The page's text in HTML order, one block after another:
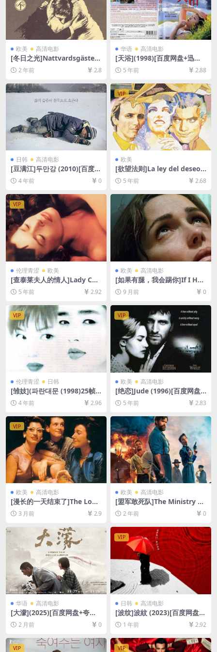
欧美 高清电影
[冬日之光]Nattvardsgästern
a (1963)[百度网盘+夸克网盘1
080P超清未删减资源][网盘在
文字幕]
2 年前 2.8
华语 高清电影
[天浴](1998)[百度网盘+迅雷
云盘资源高清未删减][MP4/5.
1GB][中文字幕]【视频文件
码）】
5 年前 2.88
日韩 高清电影
[豆满江]두만강 (2010)[百度网
盘+迅雷云盘资源720P高清未
删减][MP4/4.4GB][韩语中字]
4 年前 0
VIP
欧美
[欲望法则]La ley del deseo
(1987)完整版[百度网盘+迅雷
云盘资源1080P超清未删减]
[MP4/6.0GB][中英字幕]
5 年前 2.68
VIP
伦理青涩 欧美
[查泰莱夫人的情人]Lady Cha
tterley’s Lover (1981)[百度
网盘+夸克网盘+迅雷云盘资源
1080P超清未删减][MP4/6.4G
B][中英字幕]
5 年前 2.92
欧美 高清电影
[如果有腿，我会踢你]If I Had
Legs I’d Kick You (2025)[百
度网盘+夸克网盘1080P超清
未删减资源][网盘在线播放/下
载][MP4/8GB][中英字幕]
9 月前 0
VIP
伦理青涩 日韩
[雏妓](파란대문 (1998)25帧1
01分钟，与105分钟版本内容
一致[百度网盘+迅雷云盘资源
6GB][韩语中字]【视频文件
+防和谐压缩包（含解压密
码）】
4 年前 2.96
VIP
欧美 高清电影
[绝恋]Jude (1996)[百度网盘
+迅雷云盘资源1080P超清未
删减][MP4/7.7GB][中文字幕]
5 年前 2.83
VIP
欧美 高清电影
[漫长的一天结束了]The Long
Day Closes (1992)[百度网盘
+夸克网盘1080P超清未删减
资源][网盘在线播放/下载][MP
4/5.8GB][中英字幕]
3 月前 2.9
欧美 高清电影
[盟军敢死队]The Ministry of
Ungentlemanly Warfare (2
024)[百度网盘+夸克网盘1080
P超清未删减资源][网盘在线播
放/下载][MP4/7.7GB][中英字
幕]
2 年前 0
华语 高清电影
[大濛](2025)[百度网盘+夸克
网盘1080P超清未删减资源]
[网盘在线播放/下载][MKV/5G
B][内封中字]
2 月前 0
VIP
日韩 高清电影
[波纹]波紋 (2023)[百度网盘
+夸克网盘1080P超清未删减
资源][网盘在线播放/下载][MP
4/3.5GB][中文字幕]
1 年前 2.92
VIP VIP